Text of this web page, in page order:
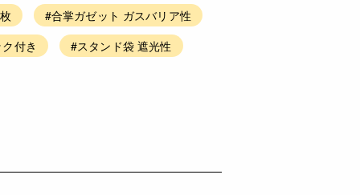
#合掌ガゼット ガスバリア性
付き
#スタンド袋 遮光性